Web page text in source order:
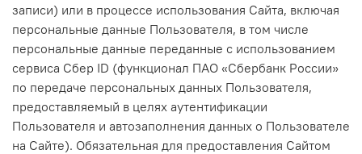
записи) или в процессе использования Сайта, включая
персональные данные Пользователя, в том числе
персональные данные переданные с использованием
сервиса Сбер ID (функционал ПАО «Сбербанк России»
по передаче персональных данных Пользователя,
предоставляемый в целях аутентификации
Пользователя и автозаполнения данных о Пользователе
на Сайте). Обязательная для предоставления Сайтом